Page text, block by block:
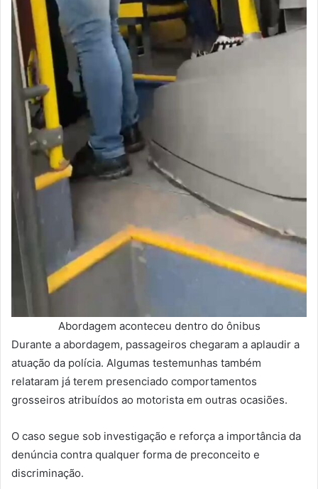
Abordagem aconteceu dentro do ônibus
Durante a abordagem, passageiros chegaram a aplaudir a
atuação da polícia. Algumas testemunhas também
relataram já terem presenciado comportamentos
grosseiros atribuídos ao motorista em outras ocasiões.
O caso segue sob investigação e reforça a importância da
denúncia contra qualquer forma de preconceito e
discriminação.